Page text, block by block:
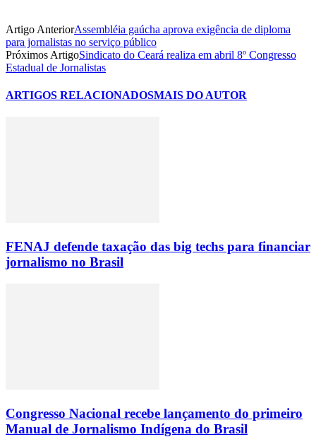
Artigo AnteriorAssembléia gaúcha aprova exigência de diploma
para jornalistas no serviço público
Próximos ArtigoSindicato do Ceará realiza em abril 8º Congresso
Estadual de Jornalistas
ARTIGOS RELACIONADOSMAIS DO AUTOR
FENAJ defende taxação das big techs para financiar
jornalismo no Brasil
Congresso Nacional recebe lançamento do primeiro
Manual de Jornalismo Indígena do Brasil